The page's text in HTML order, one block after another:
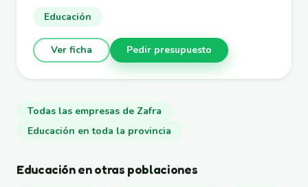
Educación
Ver ficha Pedir presupuesto
Todas las empresas de Zafra
Educación en toda la provincia
Educación en otras poblaciones